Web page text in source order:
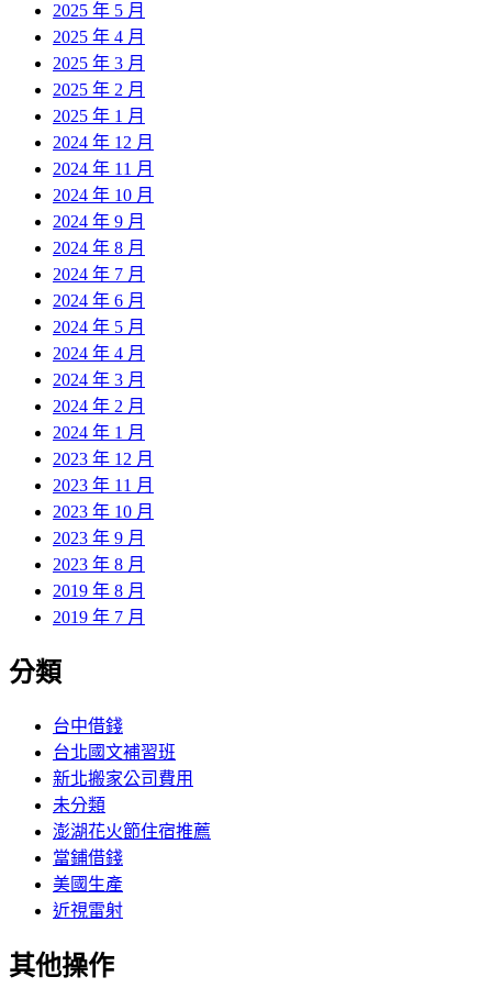
2025 年 5 月
2025 年 4 月
2025 年 3 月
2025 年 2 月
2025 年 1 月
2024 年 12 月
2024 年 11 月
2024 年 10 月
2024 年 9 月
2024 年 8 月
2024 年 7 月
2024 年 6 月
2024 年 5 月
2024 年 4 月
2024 年 3 月
2024 年 2 月
2024 年 1 月
2023 年 12 月
2023 年 11 月
2023 年 10 月
2023 年 9 月
2023 年 8 月
2019 年 8 月
2019 年 7 月
分類
台中借錢
台北國文補習班
新北搬家公司費用
未分類
澎湖花火節住宿推薦
當鋪借錢
美國生產
近視雷射
其他操作